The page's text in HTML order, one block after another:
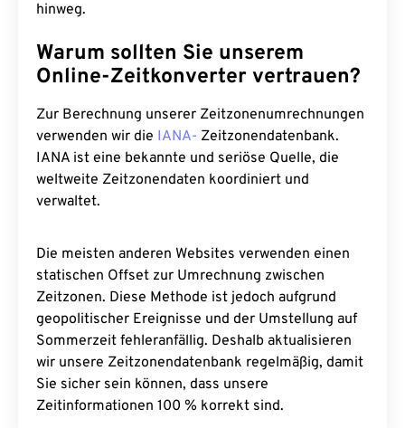
hinweg.
Warum sollten Sie unserem
Online-Zeitkonverter vertrauen?
Zur Berechnung unserer Zeitzonenumrechnungen
verwenden wir die IANA- Zeitzonendatenbank.
IANA ist eine bekannte und seriöse Quelle, die
weltweite Zeitzonendaten koordiniert und
verwaltet.
Die meisten anderen Websites verwenden einen
statischen Offset zur Umrechnung zwischen
Zeitzonen. Diese Methode ist jedoch aufgrund
geopolitischer Ereignisse und der Umstellung auf
Sommerzeit fehleranfällig. Deshalb aktualisieren
wir unsere Zeitzonendatenbank regelmäßig, damit
Sie sicher sein können, dass unsere
Zeitinformationen 100 % korrekt sind.